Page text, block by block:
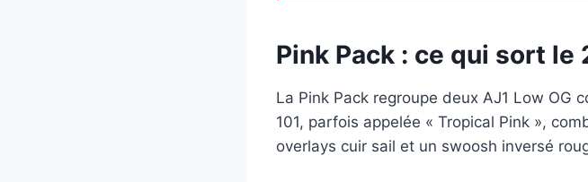
Pink Pack : ce qui sort le
La Pink Pack regroupe deux AJ1 Low OG
101, parfois appelée « Tropical Pink »,
overlays cuir sail et un swoosh inversé